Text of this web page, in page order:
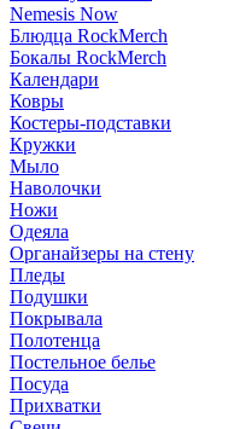
Nemesis Now
Блюдца RockMerch
Бокалы RockMerch
Календари
Ковры
Костеры-подставки
Кружки
Мыло
Наволочки
Ножи
Одеяла
Органайзеры на стену
Пледы
Подушки
Покрывала
Полотенца
Постельное белье
Посуда
Прихватки